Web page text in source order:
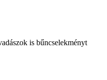
is bűncselekményt